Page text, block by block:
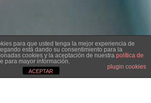
para que usted tenga la mejor experiencia de
está dando su consentimiento para la
cookies y la aceptación de nuestra política de
para mayor información.
plugin cookies
ACEPTAR